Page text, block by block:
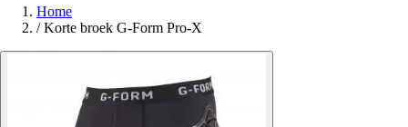
Home
/ Korte broek G-Form Pro-X